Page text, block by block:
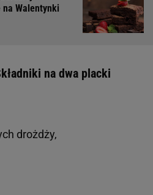
Walentynki
na dwa placki
drożdży,